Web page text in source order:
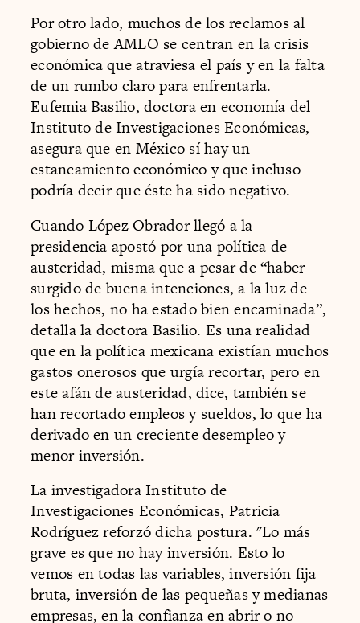
Por otro lado, muchos de los reclamos al
gobierno de AMLO se centran en la crisis
económica que atraviesa el país y en la falta
de un rumbo claro para enfrentarla.
Eufemia Basilio, doctora en economía del
Instituto de Investigaciones Económicas,
asegura que en México sí hay un
estancamiento económico y que incluso
podría decir que éste ha sido negativo.
Cuando López Obrador llegó a la
presidencia apostó por una política de
austeridad, misma que a pesar de “haber
surgido de buena intenciones, a la luz de
los hechos, no ha estado bien encaminada”,
detalla la doctora Basilio. Es una realidad
que en la política mexicana existían muchos
gastos onerosos que urgía recortar, pero en
este afán de austeridad, dice, también se
han recortado empleos y sueldos, lo que ha
derivado en un creciente desempleo y
menor inversión.
La investigadora Instituto de
Investigaciones Económicas, Patricia
Rodríguez reforzó dicha postura. "Lo más
grave es que no hay inversión. Esto lo
vemos en todas las variables, inversión fija
bruta, inversión de las pequeñas y medianas
empresas, en la confianza en abrir o no